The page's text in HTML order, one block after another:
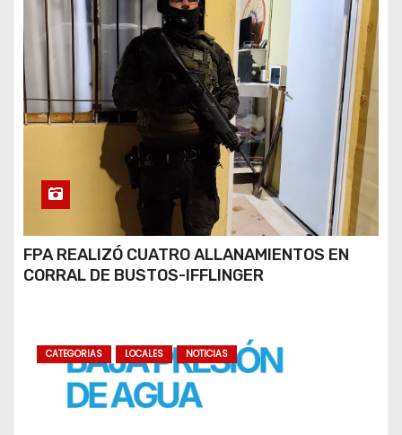
FPA REALIZÓ CUATRO ALLANAMIENTOS EN
CORRAL DE BUSTOS-IFFLINGER
CATEGORIAS LOCALES NOTICIAS